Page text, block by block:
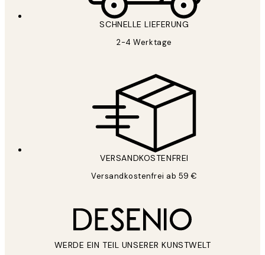
SCHNELLE LIEFERUNG
2-4 Werktage
VERSANDKOSTENFREI
Versandkostenfrei ab 59 €
WERDE EIN TEIL UNSERER KUNSTWELT